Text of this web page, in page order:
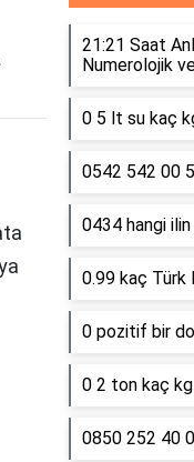
21:21 Saat
Numerolojik
0 5 lt su kaç
0542 542 00
0434 hangi
0.99 kaç Türk
0 pozitif bir
0 2 ton kaç
0850 252 40